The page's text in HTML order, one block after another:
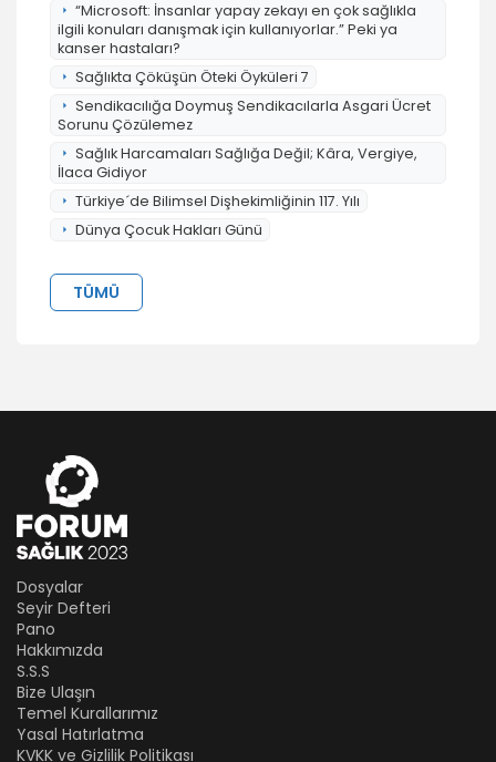
“Microsoft: İnsanlar yapay zekayı en çok sağlıkla
ilgili konuları danışmak için kullanıyorlar.” Peki ya
kanser hastaları?
Sağlıkta Çöküşün Öteki Öyküleri 7
Sendikacılığa Doymuş Sendikacılarla Asgari Ücret
Sorunu Çözülemez
Sağlık Harcamaları Sağlığa Değil; Kâra, Vergiye,
İlaca Gidiyor
Türkiye´de Bilimsel Dişhekimliğinin 117. Yılı
Dünya Çocuk Hakları Günü
TÜMÜ
Dosyalar
Seyir Defteri
Pano
Hakkımızda
S.S.S
Bize Ulaşın
Temel Kurallarımız
Yasal Hatırlatma
KVKK ve Gizlilik Politikası